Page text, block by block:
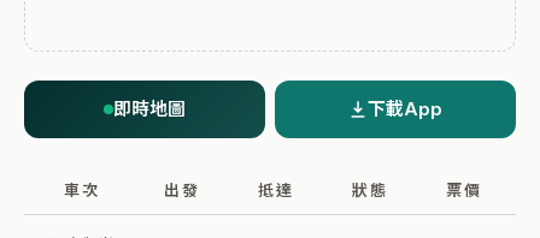
即時地圖 下載App
車次 出發 抵達 狀態 票價